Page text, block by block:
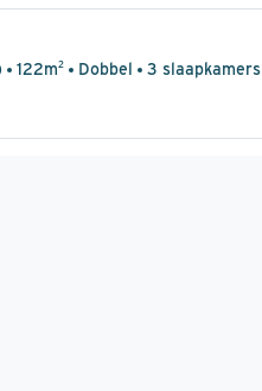
122m² Dobbel
3 slaapkamers